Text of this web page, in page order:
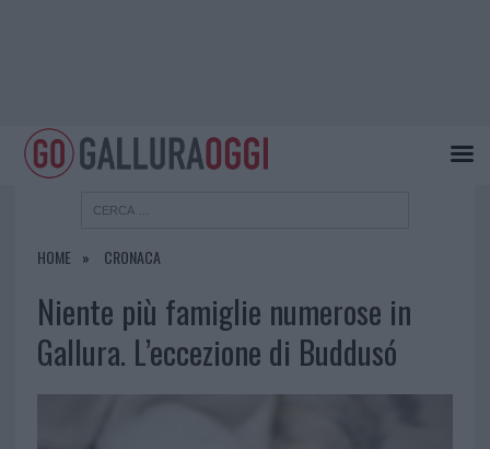
HOME CRONACA
Niente più famiglie numerose in
Gallura. L’eccezione di Buddusó